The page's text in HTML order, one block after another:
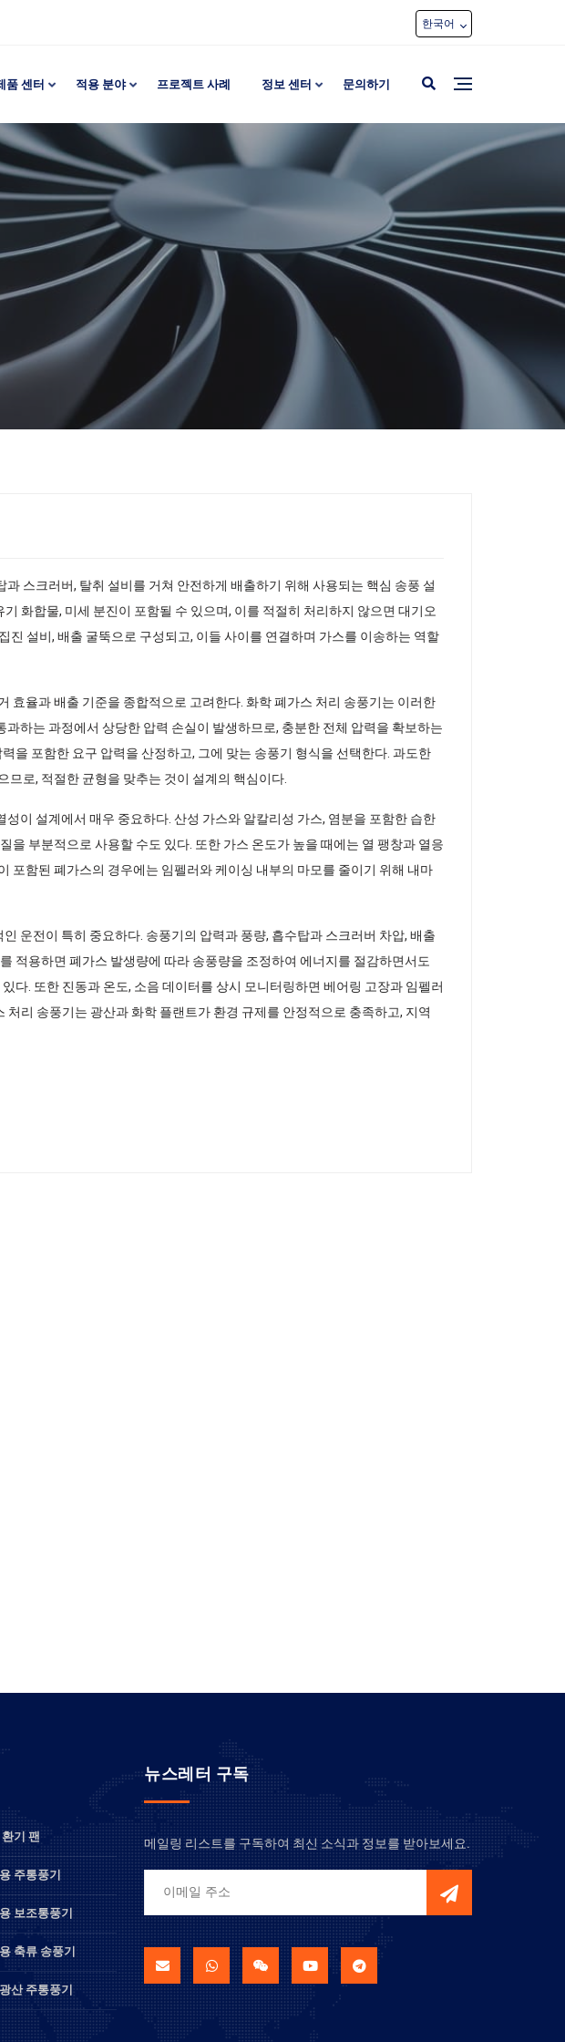
한국어
품 센터 적용 분야 프로젝트 사례 정보 센터 문의하기
스크러버, 탈취 설비를 거쳐 안전하게 배출하기 위해 사용되는 핵심 송풍 설
화합물, 미세 분진이 포함될 수 있으며, 이를 적절히 처리하지 않으면 대기오
설비, 배출 굴뚝으로 구성되고, 이들 사이를 연결하며 가스를 이송하는 역할
효율과 배출 기준을 종합적으로 고려한다. 화학 폐가스 처리 송풍기는 이러한
하는 과정에서 상당한 압력 손실이 발생하므로, 충분한 전체 압력을 확보하는
을 포함한 요구 압력을 산정하고, 그에 맞는 송풍기 형식을 선택한다. 과도한
로, 적절한 균형을 맞추는 것이 설계의 핵심이다.
이 설계에서 매우 중요하다. 산성 가스와 알칼리성 가스, 염분을 포함한 습한
부분적으로 사용할 수도 있다. 또한 가스 온도가 높을 때에는 열 팽창과 열응
포함된 폐가스의 경우에는 임펠러와 케이싱 내부의 마모를 줄이기 위해 내마
운전이 특히 중요하다. 송풍기의 압력과 풍량, 흡수탑과 스크러버 차압, 배출
적용하면 폐가스 발생량에 따라 송풍량을 조정하여 에너지를 절감하면서도
다. 또한 진동과 온도, 소음 데이터를 상시 모니터링하면 베어링 고장과 임펠러
리 송풍기는 광산과 화학 플랜트가 환경 규제를 안정적으로 충족하고, 지역
기 팬
주통풍기
보조통풍기
축류 송풍기
산 주통풍기
뉴스레터 구독
메일링 리스트를 구독하여 최신 소식과 정보를 받아보세요.